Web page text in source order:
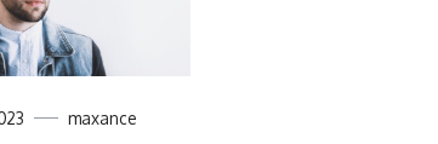
maxance